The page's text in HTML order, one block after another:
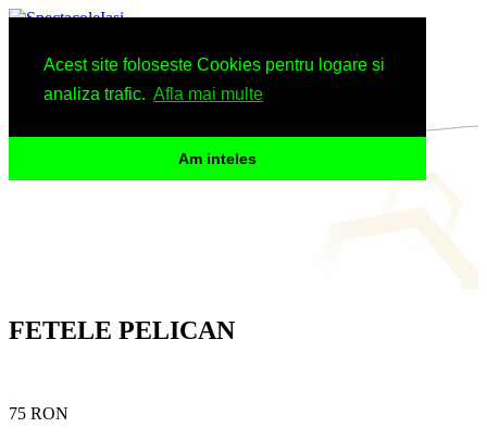
Acest site foloseste Cookies pentru logare si
analiza trafic. Afla mai multe
Am inteles
Spectacole
Arhiva
Informatii
FETELE PELICAN
75 RON